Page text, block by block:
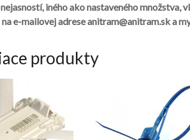
iného ako nastaveného
e-mailovej adrese anitram@anitram.sk a
produkty